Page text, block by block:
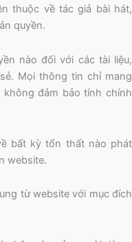
thuộc về tác giả bài hát,
quyền.
nào đối với các tài liệu,
Mọi thông tin chỉ mang
đảm bảo tính chính
bất kỳ tổn thất nào phát
website.
từ website với mục đích